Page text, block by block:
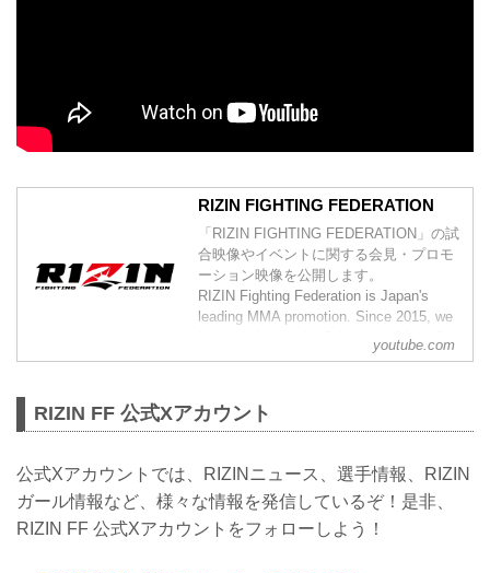
RIZIN FIGHTING FEDERATION
「RIZIN FIGHTING FEDERATION」の試
合映像やイベントに関する会見・プロモ
ーション映像を公開します。
RIZIN Fighting Federation is Japan's
leading MMA promotion. Since 2015, we
have carried on the fighting tradition of
previous world class MMA promotions
youtube.com
RIZIN FF 公式Xアカウント
公式Xアカウントでは、RIZINニュース、選手情報、RIZIN
ガール情報など、様々な情報を発信しているぞ！是非、
RIZIN FF 公式Xアカウントをフォローしよう！